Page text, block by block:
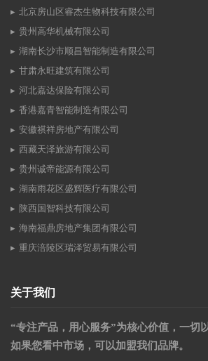
北京房山区睿杰生物科技有限公司
贵州高华机械有限公司
湖南长沙市顺昌智能制造有限公司
甘肃永旺建筑有限公司
河北嘉达保险有限公司
香港嘉青智能制造有限公司
安徽祺祥房地产有限公司
西藏天泽旅游有限公司
贵州诚帝能源有限公司
湖南雨花区盛辉医疗有限公司
陕西国智科技有限公司
海南福鼎房地产集团有限公司
重庆涪陵区瑞泽贸易有限公司
关于我们
“专注产品，用心服务”为核心价值，一切
如果您看中市场，可以加盟我们品牌。